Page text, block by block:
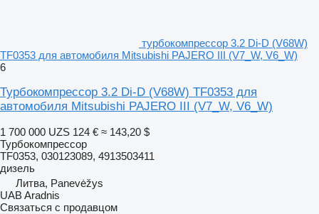
турбокомпрессор 3.2 Di-D (V68W)
TF0353 для автомобиля Mitsubishi PAJERO III (V7_W, V6_W)
6
Турбокомпрессор 3.2 Di-D (V68W) TF0353 для
автомобиля Mitsubishi PAJERO III (V7_W, V6_W)
1 700 000 UZS 124 € ≈ 143,20 $
Турбокомпрессор
TF0353, 030123089, 4913503411
дизель
Литва, Panevėžys
UAB Aradnis
Связаться с продавцом